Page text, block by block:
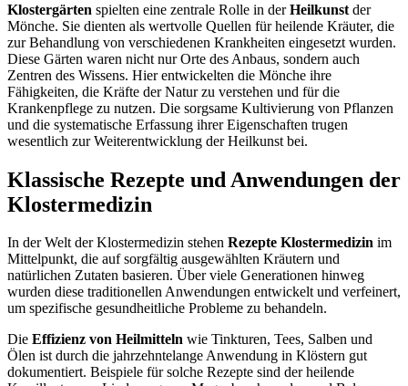
Klostergärten spielten eine zentrale Rolle in derHeilkunst der
Mönche. Sie dienten als wertvolle Quellen für heilende Kräuter, die
zur Behandlung von verschiedenen Krankheiten eingesetzt wurden.
Diese Gärten waren nicht nur Orte des Anbaus, sondern auch
Zentren des Wissens. Hier entwickelten die Mönche ihre
Fähigkeiten, die Kräfte der Natur zu verstehen und für die
Krankenpflege zu nutzen. Die sorgsame Kultivierung von Pflanzen
und die systematische Erfassung ihrer Eigenschaften trugen
wesentlich zur Weiterentwicklung der Heilkunst bei.
Klassische Rezepte und Anwendungen der
Klostermedizin
In der Welt der Klostermedizin stehen Rezepte Klostermedizin im
Mittelpunkt, die auf sorgfältig ausgewählten Kräutern und
natürlichen Zutaten basieren. Über viele Generationen hinweg
wurden diese traditionellen Anwendungen entwickelt und verfeinert,
um spezifische gesundheitliche Probleme zu behandeln.
Die Effizienz von Heilmitteln wie Tinkturen, Tees, Salben und
Ölen ist durch die jahrzehntelange Anwendung in Klöstern gut
dokumentiert. Beispiele für solche Rezepte sind der heilende